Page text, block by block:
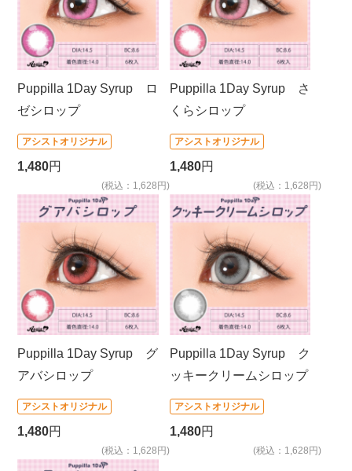
Puppilla 1Day Syrup ロ
ゼシロップ
アシストオリジナル
1,480円
(税込：1,628円)
Puppilla 1Day Syrup さ
くらシロップ
アシストオリジナル
1,480円
(税込：1,628円)
Puppilla 1Day Syrup グ
アバシロップ
アシストオリジナル
1,480円
(税込：1,628円)
Puppilla 1Day Syrup ク
ッキークリームシロップ
アシストオリジナル
1,480円
(税込：1,628円)